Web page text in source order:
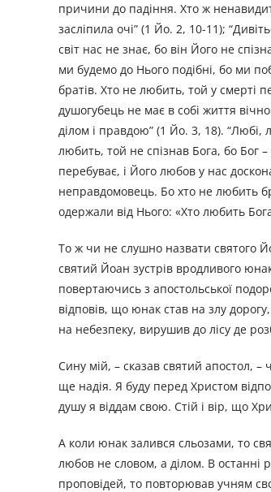
причини до падіння. Хто ж
засліпила очі” (1 Йо. 2, 10-11);
світ нас не знає, бо він Його не
ми будемо до Нього подібні, бо ми
братів. Хто не любить, той у смерті
душогубець не має в собі життя
ділом і правдою” (1 Йо. 3, 18). “Любі,
любить, той не спізнав Бога, бо Бог
перебуває, і Його любов у нас
неправдомовець. Бо хто не любить
одержали від Нього: «Хто любить
То ж чи не слушно назвати святого
святий Йоан зустрів вродливого
повертаючись з апостольської
відповів, що юнак став на злу
на небезпеку, вирушив до лісу де
Сину мій, – сказав святий апостол, –
ще надія. Я буду перед Христом
душу я віддам свою. Стій і вір, що
А коли юнак залився сльозами, то
любов не словом, а ділом. В останні
проповідей, то повторював учням